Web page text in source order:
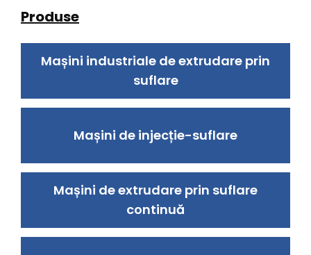
Produse
Mașini industriale de extrudare prin
suflare
Mașini de injecție-suflare
Mașini de extrudare prin suflare
continuă